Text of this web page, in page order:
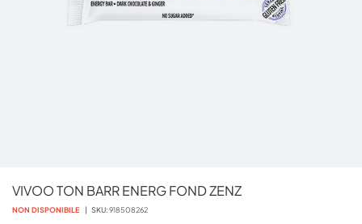
VIVOO TON BARR ENERG FOND ZENZ
NON DISPONIBILE SKU 918508262
all'inizio
della